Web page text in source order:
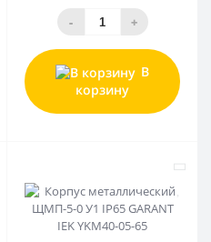
- +
В
корзину